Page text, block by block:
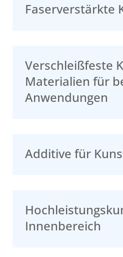
Faserverstärkte
Verschleißfeste
Materialien für
Anwendungen
Additive für
Innenbereich